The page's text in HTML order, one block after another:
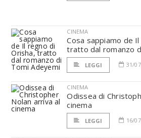
CINEMA
Cosa sappiamo de
tratto dal romanzo
LEGGI 31/
CINEMA
Odissea di
cinema
LEGGI 16/